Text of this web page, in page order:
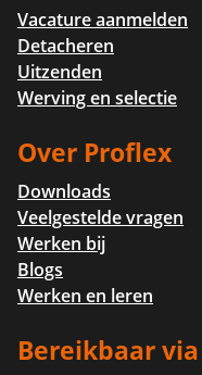
Vacature aanmelden
Detacheren
Uitzenden
Werving en selectie
Over Proflex
Downloads
Veelgestelde vragen
Werken bij
Blogs
Werken en leren
Bereikbaar via